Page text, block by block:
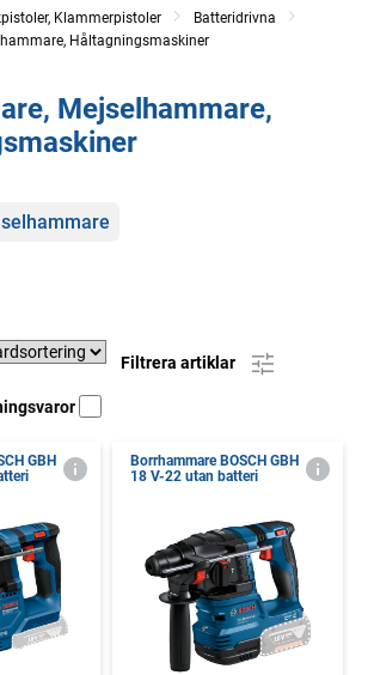
Klammerpistoler
Batteridrivna
Håltagningsmaskiner
Mejselhammare,
Filtrera artiklar
GBH
Borrhammare BOSCH GBH
18 V-22 utan batteri